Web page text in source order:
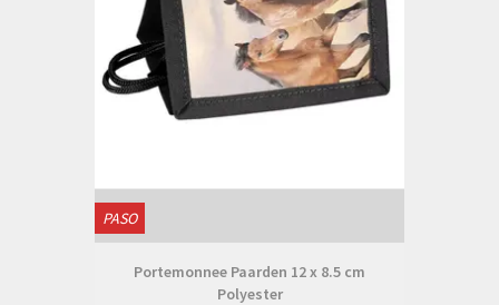
PASO
Portemonnee Paarden 12 x 8.5 cm
Polyester